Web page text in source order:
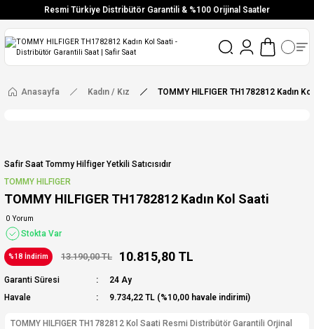
Resmi Türkiye Distribütör Garantili & %100 Orijinal Saatler
Vade Farksız 6 Taksit
Aynı Gün Stoktan Gönderim
Ücretsiz Kargo
Anasayfa Kadın / Kız TOMMY HILFIGER TH1782812 Kadın
Safir Saat Tommy Hilfiger Yetkili Satıcısıdır
TOMMY HILFIGER
TOMMY HILFIGER TH1782812 Kadın Kol Saati
0 Yorum
Stokta Var
%18 İndirim 13.190,00 TL 10.815,80 TL
Garanti Süresi
24 Ay
Havale
9.734,22 TL (%10,00 havale indirimi)
TOMMY HILFIGER TH1782812 Kol Saati Resmi Distribütör Garantili Orjinal